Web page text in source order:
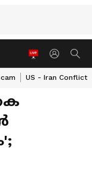
US - Iran Conflict